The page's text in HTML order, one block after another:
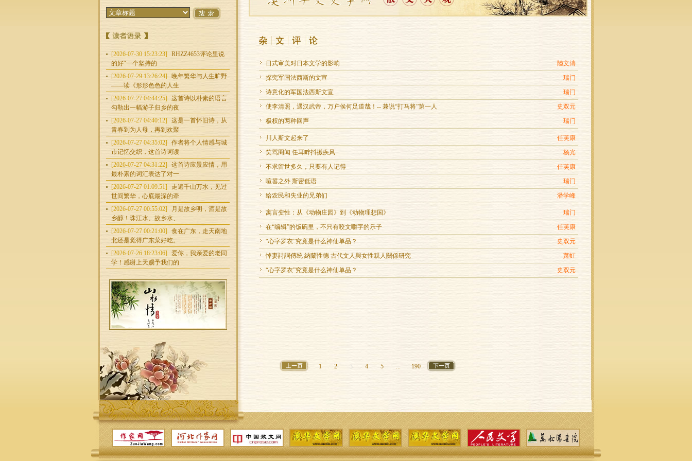
[2026-07-30 15:23:23]
RHZZ4653评论里说
的好“一个坚持的
[2026-07-29 13:26:24]
晚年繁华与人生旷野
——读《形形色色的人生
[2026-07-27 04:44:25]
这首诗以朴素的语言
勾勒出一幅游子归乡的夜
[2026-07-27 04:40:12]
这是一首怀旧诗，从
青春到为人母，再到欢聚
[2026-07-27 04:35:02]
作者将个人情感与城
市记忆交织，这首诗词读
[2026-07-27 04:31:22]
这首诗应景应情，用
最朴素的词汇表达了对一
[2026-07-27 01:09:51]
走遍千山万水，见过
世间繁华，心底最深的牵
[2026-07-27 00:55:02]
月是故乡明，酒是故
乡醇！珠江水、故乡水、
[2026-07-27 00:21:00]
食在广东，走天南地
北还是觉得广东菜好吃。
[2026-07-26 18:23:06]
爱你，我亲爱的老同
学！感谢上天赐予我们的
日式审美对日本文学的影响
陸文濤
探究军国法西斯的文宣
瑞门
诗意化的军国法西斯文宣
瑞门
使李清照，遇汉武帝，万户侯何足道哉！-- 兼说“打马将”第一人
史双元
极权的两种回声
瑞门
川人斯文起来了
任芙康
笑骂罔闻 任耳畔抖擞疾风
杨光
不求留世多久，只要有人记得
任芙康
喧嚣之外 斯密低语
瑞门
给农民和失业的兄弟们
潘学峰
寓言变性：从《动物庄园》到《动物理想国》
瑞门
在“编辑”的饭碗里，不只有咬文嚼字的乐子
任芙康
“心字罗衣”究竟是什么神仙单品？
史双元
悼妻詩詞傳統 納蘭性德 古代文人與女性親人關係研究
萧虹
“心字罗衣”究竟是什么神仙单品？
史双元
1 2 3 4 5 ... 190